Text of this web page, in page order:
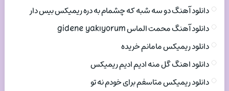
دانلود آهنگ دو سه شبه که چشمام به دره ریمیکس بیس دار
دانلود آهنگ محمت الماس gidene yakıyorum
دانلود ریمیکس مامانم خریده
دانلود اهنگ گل منه ادیم ادیم ریمیکس
دانلود ریمیکس متاسفم برای خودم نه تو